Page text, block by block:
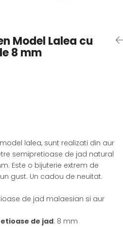
Model Lalea cu
8 mm
lalea, sunt realizati din aur
semipretioase de jad natural
Este o bijuterie extrem de
gust. Un cadou de neuitat.
de jad malaesian si aur
de jad: 8 mm